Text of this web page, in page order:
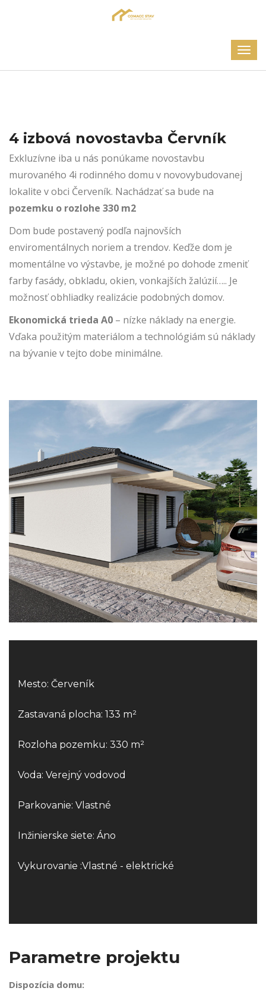
4 izbová novostavba Červník
Exkluzívne iba u nás ponúkame novostavbu
murovaného 4i rodinného domu v novovybudovanej
lokalite v obci Červeník. Nachádzať sa bude na
pozemku o rozlohe 330 m2
Dom bude postavený podľa najnovších
enviromentálnych noriem a trendov. Keďže dom je
momentálne vo výstavbe, je možné po dohode zmeniť
farby fasády, obkladu, okien, vonkajších žalúzií….. Je
možnosť obhliadky realizácie podobných domov.
Ekonomická trieda A0 – nízke náklady na energie.
Vďaka použitým materiálom a technológiám sú náklady
na bývanie v tejto dobe minimálne.
Mesto: Červeník
Zastavaná plocha: 133 m²
Rozloha pozemku: 330 m²
Voda: Verejný vodovod
Parkovanie: Vlastné
Inžinierske siete: Áno
Vykurovanie :Vlastné - elektrické
Parametre projektu
Dispozícia domu: